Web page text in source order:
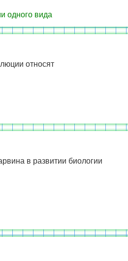
одного вида
относят
в развитии биологии